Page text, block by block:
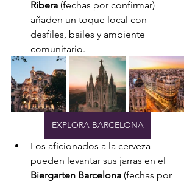
Ribera (fechas por confirmar)
añaden un toque local con
desfiles, bailes y ambiente
comunitario.
EXPLORA BARCELONA
Los aficionados a la cerveza
pueden levantar sus jarras en el
Biergarten Barcelona (fechas por